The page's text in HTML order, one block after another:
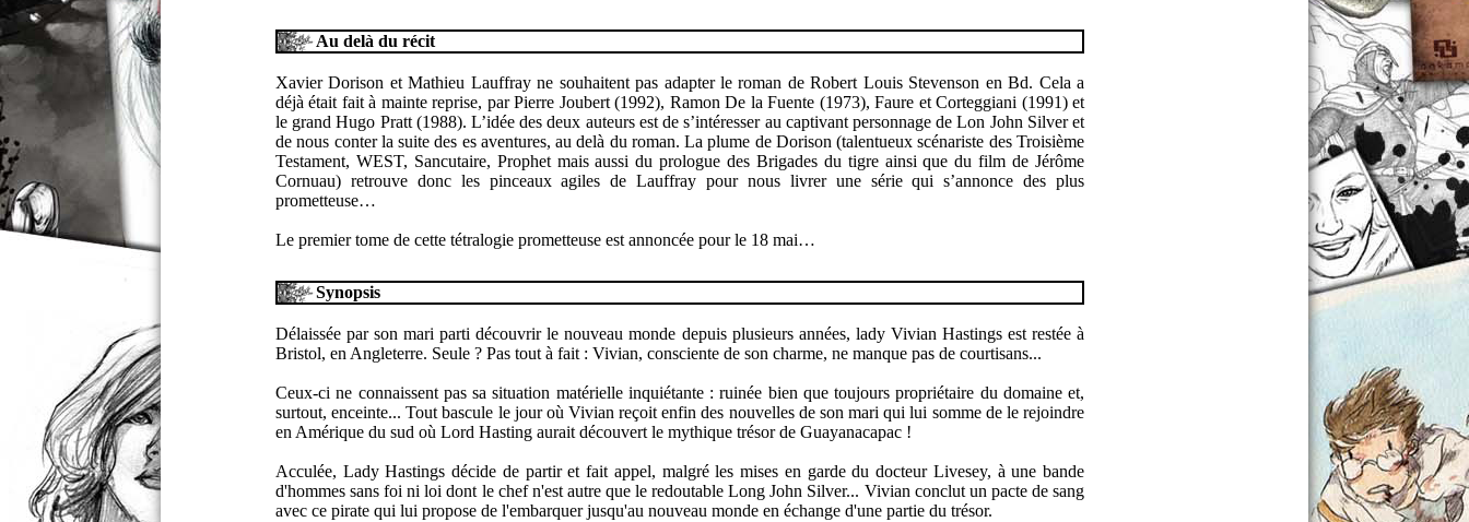
Au delà du récit
Xavier Dorison et Mathieu Lauffray ne souhaitent pas adapter le roman de Robert Louis Stevenson en Bd. Cela a
déjà était fait à mainte reprise, par Pierre Joubert (1992), Ramon De la Fuente (1973), Faure et Corteggiani (1991) et
le grand Hugo Pratt (1988). L’idée des deux auteurs est de s’intéresser au captivant personnage de Lon John Silver et
de nous conter la suite des es aventures, au delà du roman. La plume de Dorison (talentueux scénariste des Troisième
Testament, WEST, Sancutaire, Prophet mais aussi du prologue des Brigades du tigre ainsi que du film de Jérôme
Cornuau) retrouve donc les pinceaux agiles de Lauffray pour nous livrer une série qui s’annonce des plus
prometteuse…
Le premier tome de cette tétralogie prometteuse est annoncée pour le 18 mai…
Synopsis
Délaissée par son mari parti découvrir le nouveau monde depuis plusieurs années, lady Vivian Hastings est restée à
Bristol, en Angleterre. Seule ? Pas tout à fait : Vivian, consciente de son charme, ne manque pas de courtisans...
Ceux-ci ne connaissent pas sa situation matérielle inquiétante : ruinée bien que toujours propriétaire du domaine et,
surtout, enceinte... Tout bascule le jour où Vivian reçoit enfin des nouvelles de son mari qui lui somme de le rejoindre
en Amérique du sud où Lord Hasting aurait découvert le mythique trésor de Guayanacapac !
Acculée, Lady Hastings décide de partir et fait appel, malgré les mises en garde du docteur Livesey, à une bande
d'hommes sans foi ni loi dont le chef n'est autre que le redoutable Long John Silver... Vivian conclut un pacte de sang
avec ce pirate qui lui propose de l'embarquer jusqu'au nouveau monde en échange d'une partie du trésor.